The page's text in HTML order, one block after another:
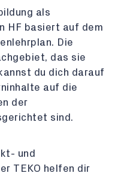
als
HF basiert auf dem
Die
das sie
du dich darauf
auf die
der
sind.
und
TEKO helfen dir